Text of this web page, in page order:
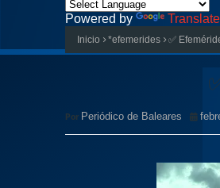
Powered by Translate
Inicio *efemerides ✅
Periódico de Baleares